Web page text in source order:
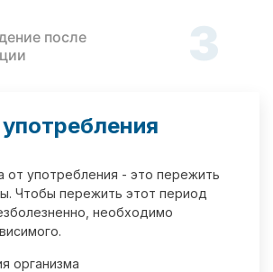
после
3
от употребления - это пережить
Чтобы пережить этот период
необходимо
организма